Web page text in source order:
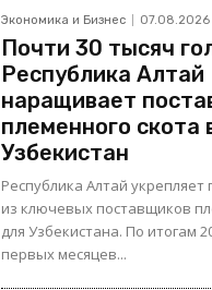
Экономика и Бизнес 07.08.2026
Почти 30 тысяч
Республика Алтай
наращивает
племенного скота
Узбекистан
Республика Алтай укрепляет
из ключевых поставщиков
для Узбекистана. По итогам
первых месяцев...